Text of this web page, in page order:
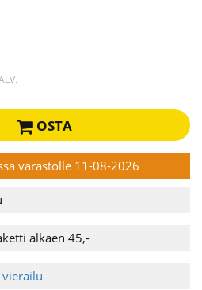
OSTA
varastolle 11-08-2026
alkaen 45,-